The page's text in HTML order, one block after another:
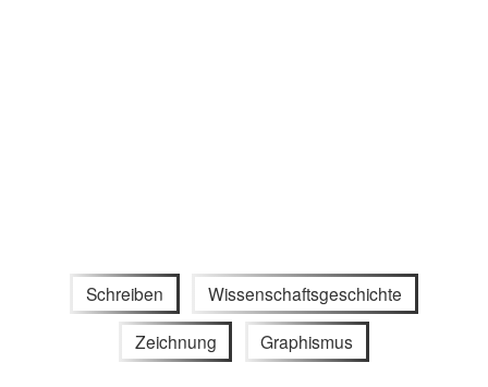
Schreiben Wissenschaftsgeschichte
Zeichnung Graphismus